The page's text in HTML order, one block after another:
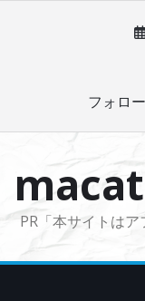
に
フォロー
PR「本サイトはア